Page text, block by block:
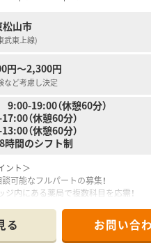
松山市
武東上線)
円～2,300円
など考慮し決定
19:00（休憩60分）
（休憩60分）
（休憩60分）
間のシフト制
ント＞
可能なフルパートの募集！
内にある薬局で複数科目を応需！
も相談可能！
る お問い合